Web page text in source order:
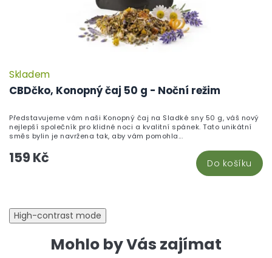
CBDčko, Konopný čaj 50 g - Noční režim
Skladem
159 Kč Do košíku
Představujeme vám naši Konopný čaj na Sladké sny 50 g, váš nový
nejlepší společník pro klidné noci a kvalitní spánek. Tato unikátní
směs bylin je navržena tak, aby vám pomohla...
High-contrast mode
Mohlo by Vás zajímat